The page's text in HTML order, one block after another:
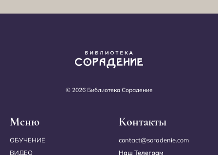
Баланс энергий в организме
Тела Света
© 2026 Библиотека Сорадение
Меню
ОБУЧЕНИЕ
ВИДЕО
Контакты
contact@soradenie.com
Наш Телеграм